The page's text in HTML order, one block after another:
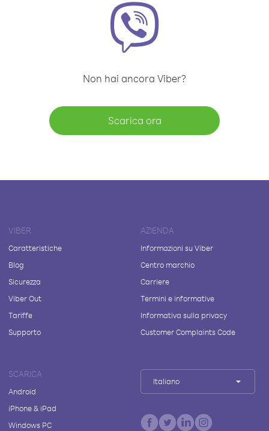
Non hai ancora Viber?
Scarica ora
VIBER
Caratteristiche
Blog
Sicurezza
Viber Out
Tariffe
Supporto
AZIENDA
Informazioni su Viber
Centro marchio
Carriere
Termini e informative
Informativa sulla privacy
Customer Complaints Code
SCARICA
Android
iPhone & iPad
Windows PC
Italiano